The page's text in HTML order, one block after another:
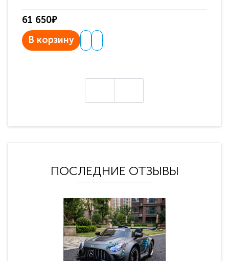
61 650₽
В корзину
ПОСЛЕДНИЕ ОТЗЫВЫ